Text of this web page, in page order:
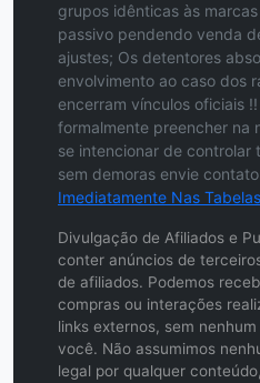
grupos idênticas às
passivo pendendo venda
ajustes; Os detentores
envolvimento ao caso dos
encerram vínculos oficiais
formalmente preencher na
se intencionar de controlar
sem demoras envie
Imediatamente Nas
Divulgação de Afiliados e
conter anúncios de
de afiliados. Podemos
compras ou interações
links externos, sem
você. Não assumimos
legal por qualquer